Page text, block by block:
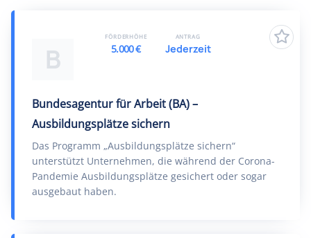
B
Bundesagentur für Arbeit (BA) –
Ausbildungsplätze sichern
Das Programm „Ausbildungsplätze sichern“
unterstützt Unternehmen, die während der Corona-
Pandemie Ausbildungsplätze gesichert oder sogar
ausgebaut haben.
FÖRDERHÖHE
5.000 €
ANTRAG
Jederzeit